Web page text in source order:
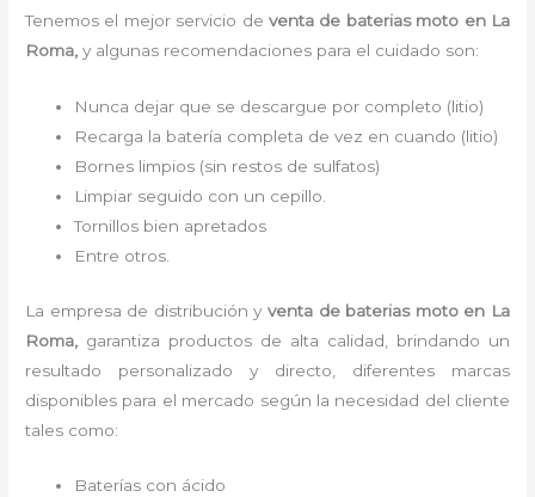
Tenemos el mejor servicio de venta de baterias moto en La
Roma,y algunas recomendaciones para el cuidado son:
Nunca dejar que se descargue por completo (litio)
Recarga la batería completa de vez en cuando (litio)
Bornes limpios (sin restos de sulfatos)
Limpiar seguido con un cepillo.
Tornillos bien apretados
Entre otros.
La empresa de distribución y venta de baterias motoen La
Roma, garantiza productos de alta calidad, brindando un
resultado personalizado y directo, diferentes marcas
disponibles para el mercado según la necesidad del cliente
tales como:
Baterías con ácido